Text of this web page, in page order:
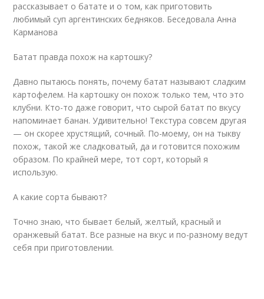
рассказывает о батате и о том, как приготовить
любимый суп аргентинских бедняков. Беседовала Анна
Карманова
Батат правда похож на картошку?
Давно пытаюсь понять, почему батат называют сладким
картофелем. На картошку он похож только тем, что это
клубни. Кто-то даже говорит, что сырой батат по вкусу
напоминает банан. Удивительно! Текстура совсем другая
— он скорее хрустящий, сочный. По-моему, он на тыкву
похож, такой же сладковатый, да и готовится похожим
образом. По крайней мере, тот сорт, который я
использую.
А какие сорта бывают?
Точно знаю, что бывает белый, желтый, красный и
оранжевый батат. Все разные на вкус и по-разному ведут
себя при приготовлении.